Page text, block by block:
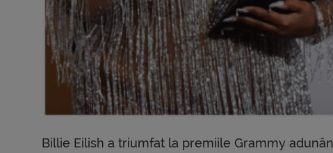
Billie Eilish a triumfat la premiile Grammy